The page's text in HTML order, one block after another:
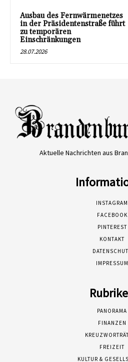
Ausbau des Fernwärmenetzes
in der Präsidentenstraße führt
zu temporären
Einschränkungen
28.07.2026
Aktuelle Nachrichten aus
INSTAGRAM
FACEBOOK
PINTEREST
KONTAKT
IMPRESSUM
PANORAMA
FINANZEN
FREIZEIT
KULTUR &